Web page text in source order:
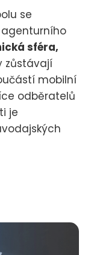
se
sféra,
zůstávají
mobilní
odběratelů
je